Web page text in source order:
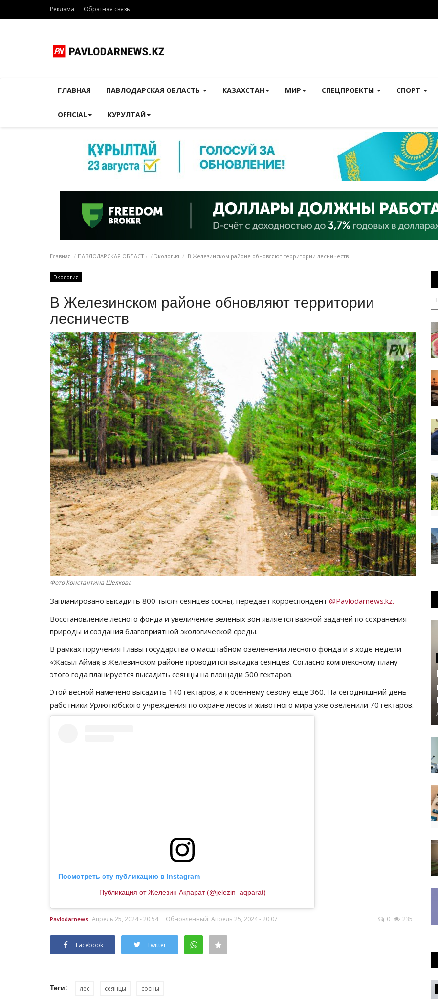
Реклама Обратная связь
ГЛАВНАЯ ПАВЛОДАРСКАЯ ОБЛАСТЬ КАЗАХСТАН МИР СПЕЦПРОЕКТЫ СПОРТ
OFFICIAL КУРУЛТАЙ
Главная ПАВЛОДАРСКАЯ ОБЛАСТЬ Экология В Железинском районе обновляют территории лесничеств
Экология
В Железинском районе обновляют территории
лесничеств
Фото Константина Шелкова
Запланировано высадить 800 тысяч сеянцев сосны, передает корреспондент @Pavlodarnews.kz.
Восстановление лесного фонда и увеличение зеленых зон является важной задачей по сохранения
природы и создания благоприятной экологической среды.
В рамках поручения Главы государства о масштабном озеленении лесного фонда и в ходе недели
«Жасыл Аймақ» в Железинском районе проводится высадка сеянцев. Согласно комплексному плану
этого года планируется высадить сеянцы на площади 500 гектаров.
Этой весной намечено высадить 140 гектаров, а к осеннему сезону еще 360. На сегодняшний день
работники Урлютюбского учреждения по охране лесов и животного мира уже озеленили 70 гектаров.
Посмотреть эту публикацию в Instagram
Публикация от Железин Ақпарат (@jelezin_aqparat)
Pavlodarnews Апрель 25, 2024 - 20:54 Обновленный: Апрель 25, 2024 - 20:07 0 235
Facebook Twitter
Теги: лес сеянцы сосны
История одного путешествия